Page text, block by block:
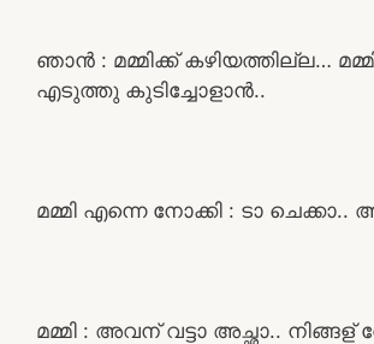
ഞാൻ : മമ്മിക്ക് കഴിയത്തില്ല…
എടുത്തു കുടിച്ചോളാൻ..
മമ്മി എന്നെ നോക്കി : ടാ ചെക്കാ..
മമ്മി : അവന് വട്ടാ അച്ഛാ.. നിങ്ങള്